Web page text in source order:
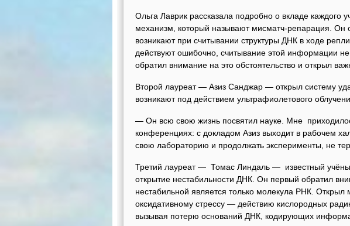
Ольга Лаврик рассказала подробно о вкладе каждого
механизм, который называют мисматч-репарация. Он
возникают при считывании структуры ДНК в ходе
действуют ошибочно, считывание этой информации
обратил внимание на это обстоятельство и открыл
Второй лауреат — Азиз Санджар — открыл систему
возникают под действием ультрафиолетового
— Он всю свою жизнь посвятил науке. Мне
конференциях: с докладом Азиз выходит в рабочем
свою лабораторию и продолжать эксперименты, не
Третий лауреат — Томас Линдаль — известный
открытие нестабильности ДНК. Он первый обратил
нестабильной является только молекула РНК.
оксидативному стрессу — действию кислородных
вызывая потерю оснований ДНК, кодирующих